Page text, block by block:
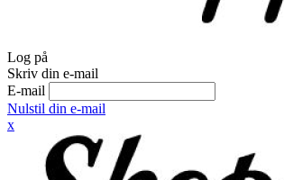
Log på
Skriv din e-mail
E-mail
Nulstil din e-mail
x